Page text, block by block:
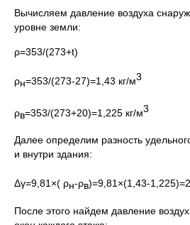
Вычисляем давление воздуха
уровне земли:
ρ=353/(273+t)
ρн=353/(273-27)=1,43 кг/м3
ρв=353/(273+20)=1,225 кг/м3
Далее определим разность
и внутри здания:
Δγ=9,81×( ρн-ρв)=9,81×(1,43-
После этого найдем давление